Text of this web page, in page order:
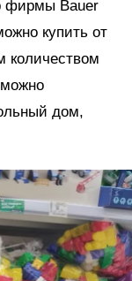
фирмы Bauer
купить от
количеством
дом,